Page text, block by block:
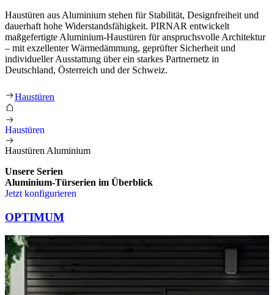
Haustüren aus Aluminium stehen für Stabilität, Designfreiheit und
dauerhaft hohe Widerstandsfähigkeit. PIRNAR entwickelt
maßgefertigte Aluminium-Haustüren für anspruchsvolle Architektur
– mit exzellenter Wärmedämmung, geprüfter Sicherheit und
individueller Ausstattung über ein starkes Partnernetz in
Deutschland, Österreich und der Schweiz.
Haustüren Aluminium
Haustüren
Haustüren
Haustüren Aluminium
Unsere Serien
Aluminium-Türserien im Überblick
Jetzt konfigurieren
OPTIMUM